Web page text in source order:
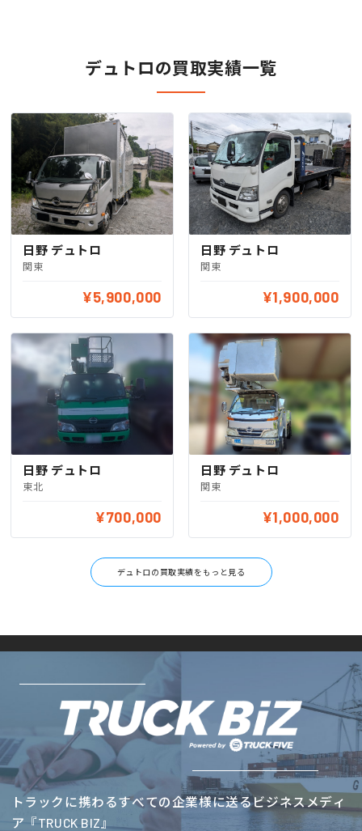
デュトロの買取実績一覧
日野 デュトロ
関東
¥5,900,000
日野 デュトロ
関東
¥1,900,000
日野 デュトロ
東北
¥700,000
日野 デュトロ
関東
¥1,000,000
デュトロの買取実績をもっと見る
トラックに携わるすべての企業様に送るビジネスメディ
ア『TRUCK BIZ』